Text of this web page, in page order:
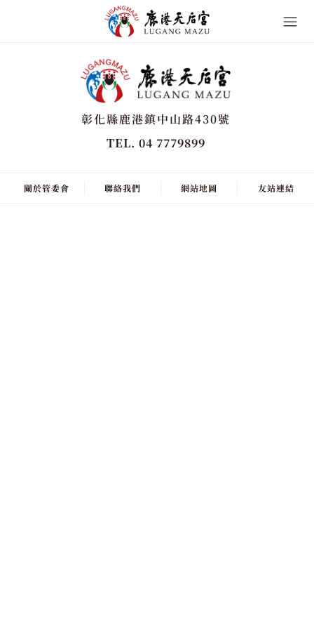
彰化縣鹿港鎮中山路430號
TEL. 04 7779899
關於管委會 聯絡我們 網站地圖 友站連結